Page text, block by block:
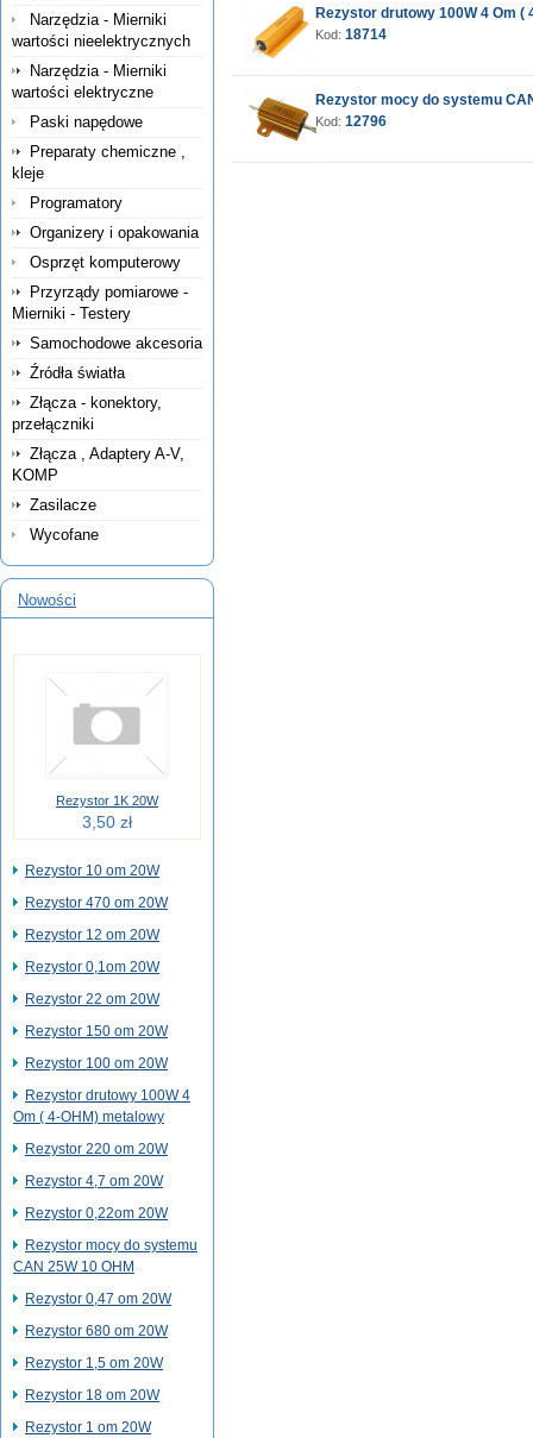
Narzędzia - Mierniki
wartości nieelektrycznych
Narzędzia - Mierniki
wartości elektryczne
Paski napędowe
Preparaty chemiczne ,
kleje
Programatory
Organizery i opakowania
Osprzęt komputerowy
Przyrządy pomiarowe -
Mierniki - Testery
Samochodowe akcesoria
Źródła światła
Złącza - konektory,
przełączniki
Złącza , Adaptery A-V,
KOMP
Zasilacze
Wycofane
Nowości
Rezystor 1K 20W
3,50 zł
Rezystor 10 om 20W
Rezystor 470 om 20W
Rezystor 12 om 20W
Rezystor 0,1om 20W
Rezystor 22 om 20W
Rezystor 150 om 20W
Rezystor 100 om 20W
Rezystor drutowy 100W 4
Om ( 4-OHM) metalowy
Rezystor 220 om 20W
Rezystor 4,7 om 20W
Rezystor 0,22om 20W
Rezystor mocy do systemu
CAN 25W 10 OHM
Rezystor 0,47 om 20W
Rezystor 680 om 20W
Rezystor 1,5 om 20W
Rezystor 18 om 20W
Rezystor 1 om 20W
Rezystor drutowy 100W 4 Om (
Kod: 18714
Rezystor mocy do systemu
Kod: 12796